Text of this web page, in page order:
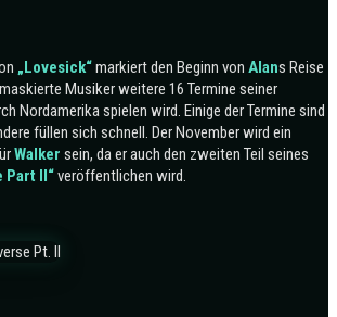
„Lovesick“markiert den Beginn von Alans Reise
Musiker weitere 16 Termine seiner
Nordamerika spielen wird. Einige der Termine sind
füllen sich schnell. Der November wird ein
Walker sein, da er auch den zweiten Teil seines
Part II“veröffentlichen wird.